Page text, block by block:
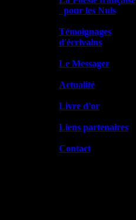
pour les Nuls
Témoignages
d'écrivains
Le Messager
Actualité
Livre d'or
Liens partenaires
Contact